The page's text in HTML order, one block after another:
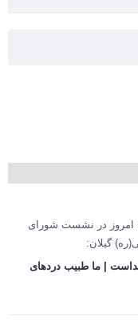
امروز در نشست شورای
گیلان:
| ما طبیب دردهای